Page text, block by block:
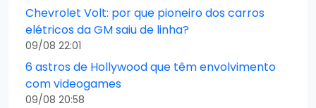
Chevrolet Volt: por que pioneiro dos carros
elétricos da GM saiu de linha?
09/08 22:01
6 astros de Hollywood que têm envolvimento
com videogames
09/08 20:58